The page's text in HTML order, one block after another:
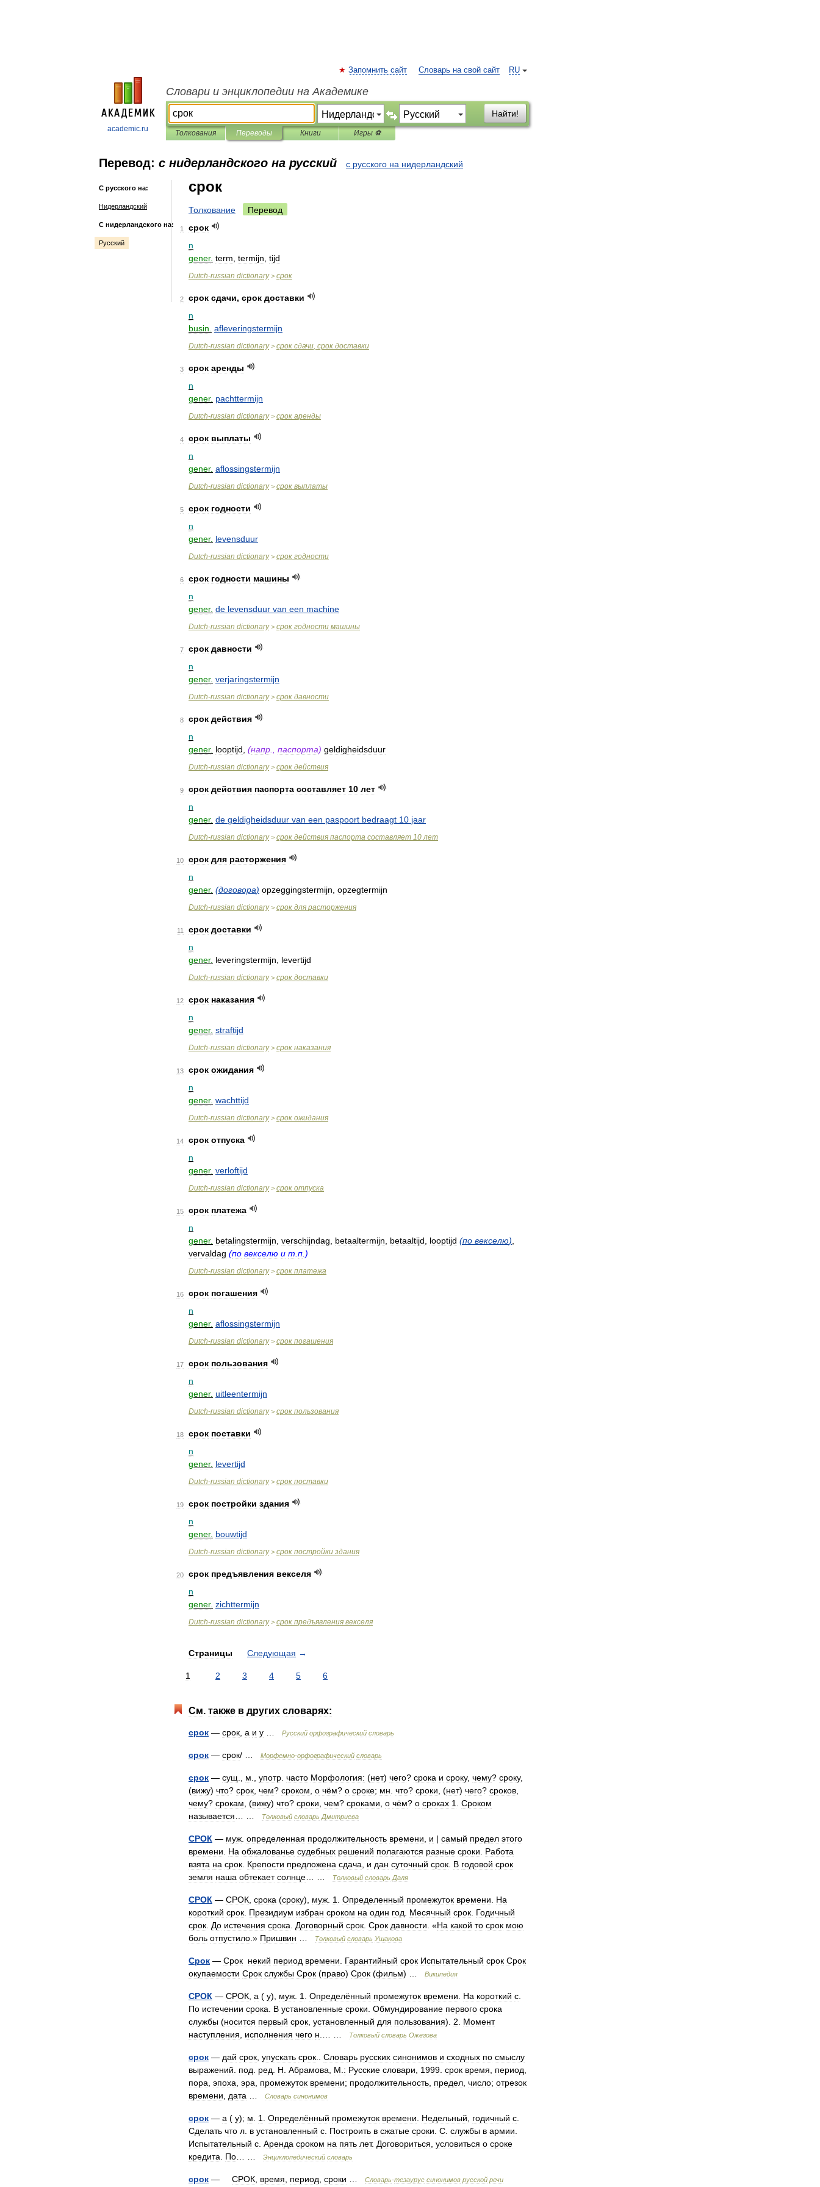
academic.ru
RU
Запомнить сайт Словарь на свой сайт
Словари и энциклопедии на Академике
Найти!
Толкования Переводы Книги Игры ⚽
Перевод: с нидерландского на русский с русского на нидерландский
С русского на:
Нидерландский
С нидерландского на:
Русский
срок
Толкование Перевод
1
срок
n
gener. term termijn tijd
Dutch-russian dictionary> срок
2 срок сдачи, срок доставки
n
busin afleveringstermijn
Dutch-russian dictionary> срок сдачи, срок доставки
3 срок аренды
n
gener. pachttermijn
Dutch-russian dictionary> срок аренды
4 срок выплаты
n
gener. aflossingstermijn
Dutch-russian dictionary> срок выплаты
5 срок годности
n
gener. levensduur
Dutch-russian dictionary> срок годности
6 срок годности машины
n
gener. de levensduur van een machine
Dutch-russian dictionary> срок годности машины
7 срок давности
n
gener. verjaringstermijn
Dutch-russian dictionary> срок давности
8 срок действия
n
gener. looptijd (напр паспорта) geldigheidsduur
Dutch-russian dictionary> срок действия
9 срок действия паспорта составляет 10 лет
n
gener. de geldigheidsduur van een paspoort bedraagt 10 jaar
Dutch-russian dictionary> срок действия паспорта составляет 10 лет
10 срок для расторжения
n
gener. (договора) opzeggingstermijn opzegtermijn
Dutch-russian dictionary> срок для расторжения
11 срок доставки
n
gener. leveringstermijn levertijd
Dutch-russian dictionary> срок доставки
12 срок наказания
n
gener. straftijd
Dutch-russian dictionary> срок наказания
13 срок ожидания
n
gener. wachttijd
Dutch-russian dictionary> срок ожидания
14 срок отпуска
n
gener. verloftijd
Dutch-russian dictionary> срок отпуска
15 срок платежа
n
gener. betalingstermijn verschijndag betaaltermijn betaaltijd looptijd (по векселю)
vervaldag (по векселю и т п .)
Dutch-russian dictionary> срок платежа
16 срок погашения
n
gener. aflossingstermijn
Dutch-russian dictionary> срок погашения
17 срок пользования
n
gener. uitleentermijn
Dutch-russian dictionary> срок пользования
18 срок поставки
n
gener. levertijd
Dutch-russian dictionary> срок поставки
19 срок постройки здания
n
gener. bouwtijd
Dutch-russian dictionary> срок постройки здания
20 срок предъявления векселя
n
gener. zichttermijn
Dutch-russian dictionary> срок предъявления векселя
Страницы Следующая →
1 2 3 4 5 6
См. также в других словарях:
срок — срок а и у Русский орфографический словарь
срок — срок/ … Морфемно-орфографический словарь
срок — сущ м употр часто Морфология: (нет) чего? срока и сроку, чему? сроку,
(вижу) что? срок чем? сроком о чём? о сроке; мн что? сроки , (нет) чего? сроков
чему? срокам , (вижу) что? сроки чем? сроками о чём? о сроках 1
Сроком
называется
Толковый словарь Дмитриева
СРОК — муж определенная продолжительность времени и | самый предел этого
времени
На обжалованье судебных решений полагаются разные сроки
Работа
взята на срок Крепости предложена сдача и дан суточный срок В годовой срок
земля наша обтекает солнце Толковый словарь Даля
СРОК — СРОК срока (сроку), муж 1 Определенный промежуток времени
На
короткий срок Президиум избран сроком на один год Месячный срок Годичный
срок До истечения срока Договорный срок Срок давности . «На какой то срок мою
боль отпустило .» Пришвин Толковый словарь Ушакова
Срок — Срок некий период времени Гарантийный срок Испытательный срок Срок
окупаемости Срок службы Срок (право) Срок (фильм) … Википедия
СРОК — СРОК а ( у), муж 1 Определённый промежуток времени На короткий с
По истечении срока В установленные сроки Обмундирование первого срока
службы (носится первый срок установленный для пользования). 2
Момент
наступления
исполнения чего н Толковый словарь Ожегова
срок — дай срок упускать срок Словарь русских синонимов и сходных по смыслу
выражений
под ред Н Абрамова М : Русские словари 1999 срок время период
пора эпоха эра промежуток времени; продолжительность предел число; отрезок
времени
дата Словарь синонимов
срок — а ( у); м 1 Определённый промежуток времени Недельный годичный с
Сделать что л в установленный с Построить в сжатые сроки С службы в армии
Испытательный с Аренда сроком на пять лет. Договориться условиться о сроке
кредита
По Энциклопедический словарь
срок — СРОК время период сроки Словарь-тезаурус синонимов русской речи